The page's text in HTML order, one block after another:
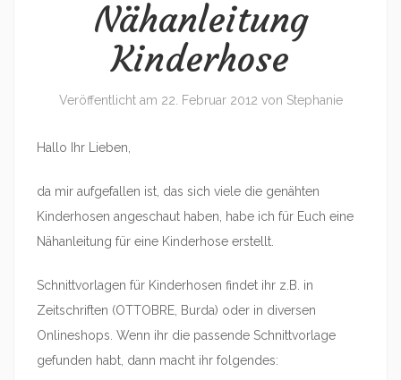
Nähanleitung
Kinderhose
Veröffentlicht am 22. Februar 2012 von Stephanie
Hallo Ihr Lieben,
da mir aufgefallen ist, das sich viele die genähten
Kinderhosen angeschaut haben, habe ich für Euch eine
Nähanleitung für eine Kinderhose erstellt.
Schnittvorlagen für Kinderhosen findet ihr z.B. in
Zeitschriften (OTTOBRE, Burda) oder in diversen
Onlineshops. Wenn ihr die passende Schnittvorlage
gefunden habt, dann macht ihr folgendes: